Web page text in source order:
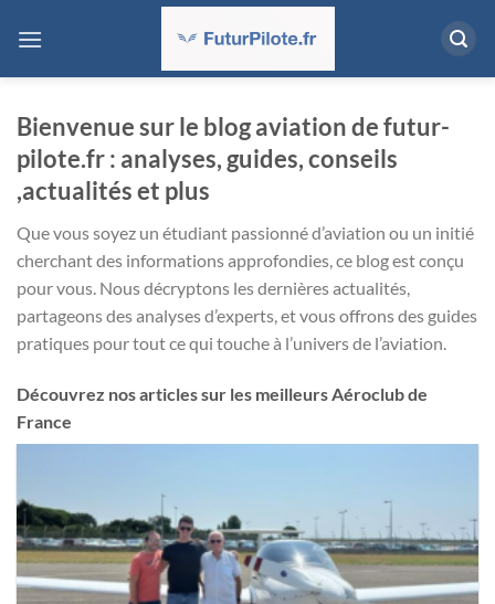
Bienvenue sur le blog aviation de futur-
pilote.fr : analyses, guides, conseils
,actualités et plus
Que vous soyez un étudiant passionné d’aviation ou un initié
cherchant des informations approfondies, ce blog est conçu
pour vous. Nous décryptons les dernières actualités,
partageons des analyses d’experts, et vous offrons des guides
pratiques pour tout ce qui touche à l’univers de l’aviation.
Découvrez nos articles sur les meilleurs Aéroclub de
France